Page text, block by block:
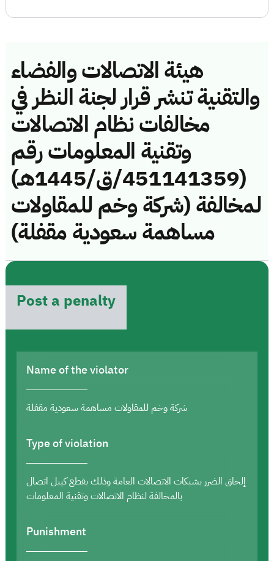
هيئة الاتصالات والفضاء
والتقنية تنشر قرار لجنة النظر في
مخالفات نظام الاتصالات
وتقنية المعلومات رقم
(451141359/ق/1445هـ)
لمخالفة (شركة وخم للمقاولات
مساهمة سعودية مقفلة)
Post a penalty
Name of the violator
شركة وخم للمقاولات مساهمة سعودية مقفلة
Type of violation
إلحاق الضرر بشبكات الاتصالات العامة وذلك بقطع كيبل اتصال
بالمخالفة لنظام الاتصالات وتقنية المعلومات
Punishment